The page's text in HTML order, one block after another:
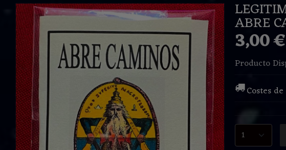
ABRE
3,00
Producto
Costes